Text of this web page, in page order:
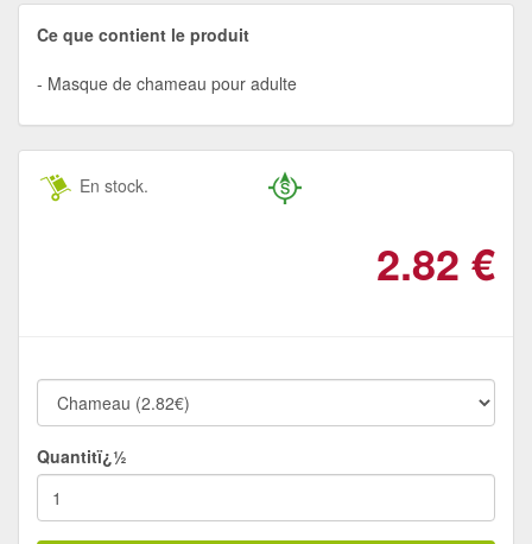
Ce que contient le produit
Masque de chameau pour adulte
En stock.
2.82 €
Quantitï¿½